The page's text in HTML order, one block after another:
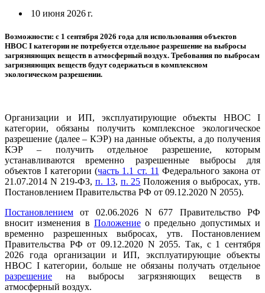
10 июня 2026 г.
Возможности: с 1 сентября 2026 года для использования объектов
НВОС I категории не потребуется отдельное разрешение на выбросы
загрязняющих веществ в атмосферный воздух. Требования по выбросам
загрязняющих веществ будут содержаться в комплексном
экологическом разрешении.
Организации и ИП, эксплуатирующие объекты НВОС I
категории, обязаны получить комплексное экологическое
разрешение (далее – КЭР) на данные объекты, а до получения
КЭР – получить отдельное разрешение, которым
устанавливаются временно разрешенные выбросы для
объектов I категории (часть 1.1 ст. 11 Федерального закона от
21.07.2014 N 219-ФЗ, п. 13, п. 25 Положения о выбросах, утв.
Постановлением Правительства РФ от 09.12.2020 N 2055).
Постановлением от 02.06.2026 N 677 Правительство РФ
вносит изменения в Положениео предельно допустимых и
временно разрешенных выбросах, утв. Постановлением
Правительства РФ от 09.12.2020 N 2055. Так, с 1 сентября
2026 года организации и ИП, эксплуатирующие объекты
НВОС I категории, больше не обязаны получать отдельное
разрешение на выбросы загрязняющих веществ в
атмосферный воздух.